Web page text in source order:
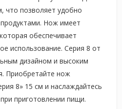
что позволяет удобно
Нож имеет
обеспечивает
использование. Серия 8 от
дизайном и высоким
Приобретайте нож
8» 15 см и наслаждайтесь
приготовлении пищи.